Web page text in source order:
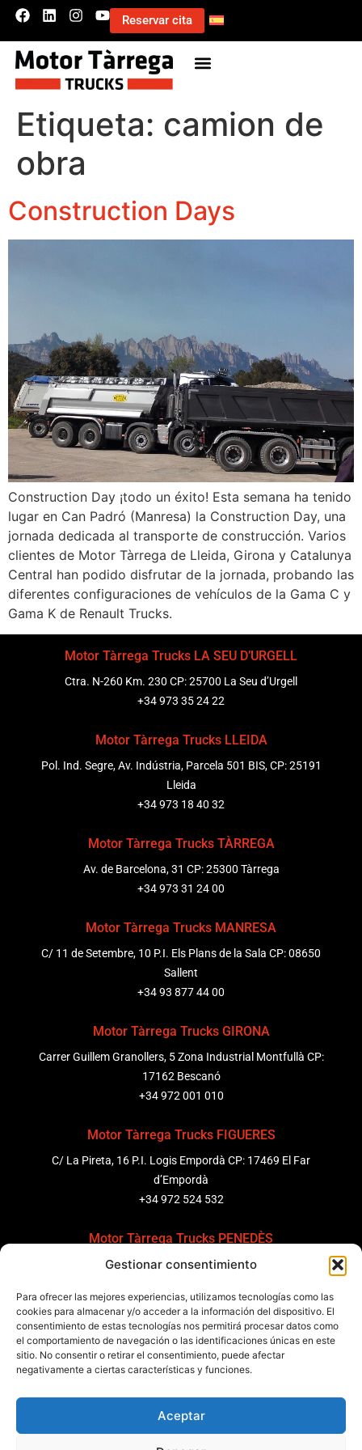
Gestionar consentimiento
Para ofrecer las mejores experiencias, utilizamos tecnologías como las
cookies para almacenar y/o acceder a la información del dispositivo. El
consentimiento de estas tecnologías nos permitirá procesar datos como
el comportamiento de navegación o las identificaciones únicas en este
sitio. No consentir o retirar el consentimiento, puede afectar
negativamente a ciertas características y funciones.
Aceptar
Reservar cita
Etiqueta: camion de
obra
Construction Days
Construction Day ¡todo un éxito! Esta semana ha tenido
lugar en Can Padró (Manresa) la Construction Day, una
jornada dedicada al transporte de construcción. Varios
clientes de Motor Tàrrega de Lleida, Girona y Catalunya
Central han podido disfrutar de la jornada, probando las
diferentes configuraciones de vehículos de la Gama C y
Gama K de Renault Trucks.
Motor Tàrrega Trucks LA SEU D’URGELL
Ctra. N-260 Km. 230 CP: 25700 La Seu d’Urgell
+34 973 35 24 22
Motor Tàrrega Trucks LLEIDA
Pol. Ind. Segre, Av. Indústria, Parcela 501 BIS, CP: 25191
Lleida
+34 973 18 40 32
Motor Tàrrega Trucks TÀRREGA
Av. de Barcelona, 31 CP: 25300 Tàrrega
+34 973 31 24 00
Motor Tàrrega Trucks MANRESA
C/ 11 de Setembre, 10 P.I. Els Plans de la Sala CP: 08650
Sallent
+34 93 877 44 00
Motor Tàrrega Trucks GIRONA
Carrer Guillem Granollers, 5 Zona Industrial Montfullà CP:
17162 Bescanó
+34 972 001 010
Motor Tàrrega Trucks FIGUERES
C/ La Pireta, 16 P.I. Logis Empordà CP: 17469 El Far
d’Empordà
+34 972 524 532
Motor Tàrrega Trucks PENEDÈS
C/ Ponent 8, Pol. Ind. Sant Pere Molanta, CP: 08799
+34 931 69 11 91
Motor Tàrrega Trucks BARCELONA
Zona Franca, Carrer E, s/n 08040 Barcelona, España